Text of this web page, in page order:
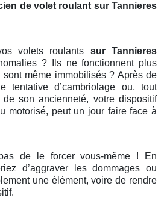
de volet roulant sur Tannieres
volets roulants sur Tannieres
? Ils ne fonctionnent plus
sont même immobilisés ? Après de
tentative d’cambriolage ou, tout
son ancienneté, votre dispositif
motorisé, peut un jour faire face à
de le forcer vous-même ! En
d’aggraver les dommages ou
une élément, voire de rendre